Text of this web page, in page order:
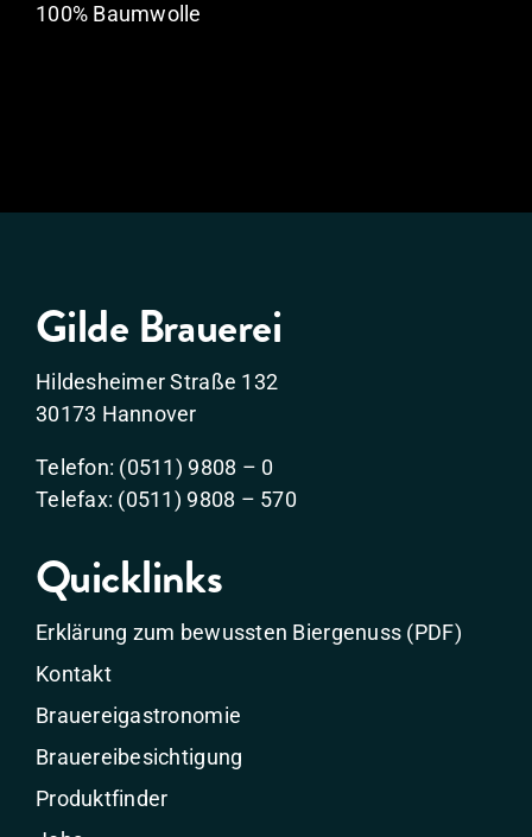
100% Baumwolle
Gilde Brauerei
Hildesheimer Straße 132
30173 Hannover
Telefon: (0511) 9808 – 0
Telefax: (0511) 9808 – 570
Quicklinks
Erklärung zum bewussten Biergenuss (PDF)
Kontakt
Brauereigastronomie
Brauereibesichtigung
Produktfinder